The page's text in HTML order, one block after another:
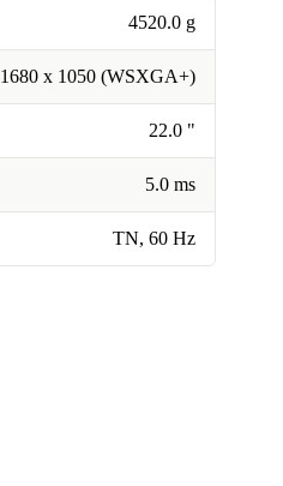
4520.0 g
1680 x 1050 (WSXGA+)
22.0 "
5.0 ms
TN, 60 Hz